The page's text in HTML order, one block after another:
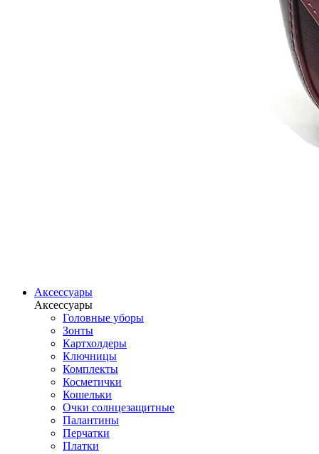
Аксессуары
Аксессуары
Головные уборы
Зонты
Картхолдеры
Ключницы
Комплекты
Косметички
Кошельки
Очки солнцезащитные
Палантины
Перчатки
Платки